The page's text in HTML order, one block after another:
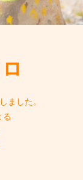
ました。
る